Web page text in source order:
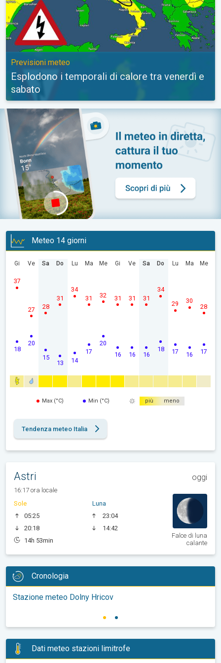
Previsioni meteo
Esplodono i temporali di calore tra venerdì e
sabato
Meteo 14 giorni
Gi
18
37
Ve
20
27
Sa
15
28
Do
13
31
Lu
14
34
Ma
17
31
Me
20
32
Gi
16
31
Ve
16
31
Sa
16
31
Do
18
34
Lu
17
29
Ma
16
30
Me
17
28
Max (°C) Min (°C) più meno
Tendenza meteo Italia
Astri oggi
16:17 ora locale
Sole
05:25
20:18
14h 53min
Luna
23:04
14:42
Falce di luna
calante
Cronologia
Stazione meteo Dolny Hricov
Dati meteo stazioni limitrofe